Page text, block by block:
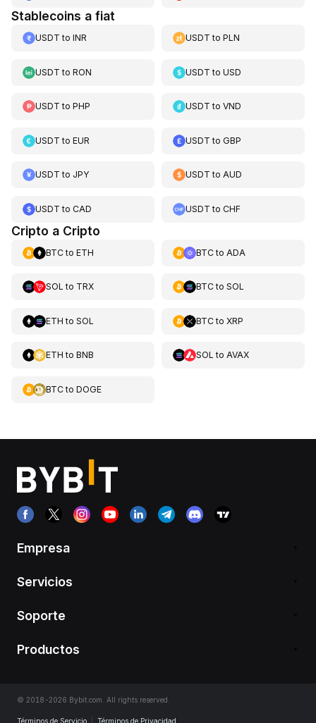
Stablecoins a fiat
USDT to INR USDT toPLN
USDT to RON USDT toUSD
USDT to PHP USDT toVND
USDT to EUR USDT toGBP
USDT to JPY USDT toAUD
USDT to CAD USDT toCHF
Cripto a Cripto
BTCto ETH BTCto ADA
SOL to TRX BTCto SOL
ETH to SOL BTCto XRP
ETH to BNB SOL to AVAX
BTCto DOGE
Empresa
Servicios
Soporte
Productos
© 2018-2026 Bybit.com. All rights reserved.
Términos de Servicio Términos de Privacidad